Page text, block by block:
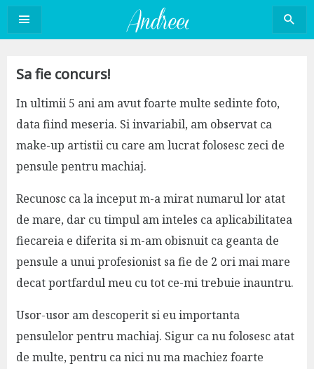
Sari
conținut
Sa fie concurs!
In ultimii 5 ani am avut foarte multe sedinte foto,
data fiind meseria. Si invariabil, am observat ca
make-up artistii cu care am lucrat folosesc zeci de
pensule pentru machiaj.
Recunosc ca la inceput m-a mirat numarul lor atat
de mare, dar cu timpul am inteles ca aplicabilitatea
fiecareia e diferita si m-am obisnuit ca geanta de
pensule a unui profesionist sa fie de 2 ori mai mare
decat portfardul meu cu tot ce-mi trebuie inauntru.
Usor-usor am descoperit si eu importanta
pensulelor pentru machiaj. Sigur ca nu folosesc atat
de multe, pentru ca nici nu ma machiez foarte